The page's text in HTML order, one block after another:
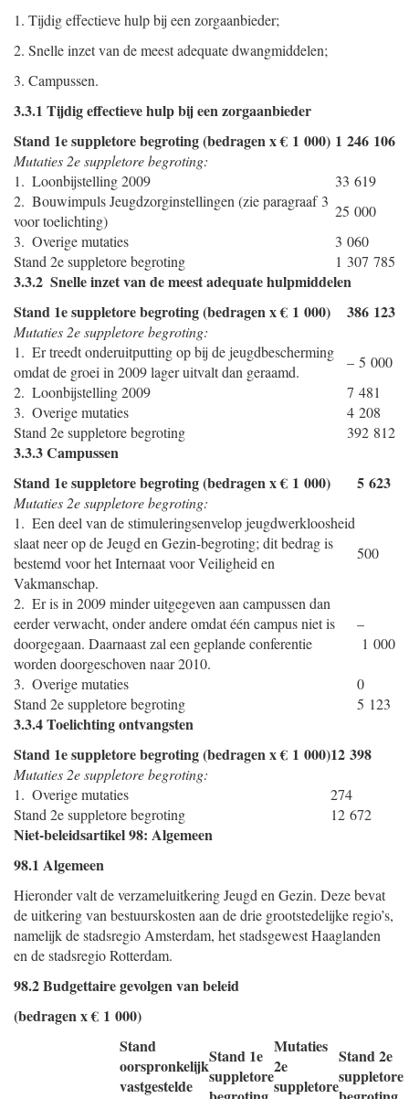
1. Tijdig effectieve hulp bij een zorgaanbieder;
2. Snelle inzet van de meest adequate dwangmiddelen;
3. Campussen.
3.3.1 Tijdig effectieve hulp bij een zorgaanbieder
Stand 1e suppletore begroting (bedragen x € 1 000) 1 246 106
Mutaties 2e suppletore begroting:
1. Loonbijstelling 2009
33 619
2. Bouwimpuls Jeugdzorginstellingen (zie paragraaf 3
voor toelichting)
25 000
3. Overige mutaties
3 060
Stand 2e suppletore begroting
1 307 785
3.3.2 Snelle inzet van de meest adequate hulpmiddelen
Stand 1e suppletore begroting (bedragen x € 1 000)
386 123
Mutaties 2e suppletore begroting:
1. Er treedt onderuitputting op bij de jeugdbescherming
omdat de groei in 2009 lager uitvalt dan geraamd.
– 5 000
2. Loonbijstelling 2009
7 481
3. Overige mutaties
4 208
Stand 2e suppletore begroting
392 812
3.3.3 Campussen
Stand 1e suppletore begroting (bedragen x € 1 000)
5 623
Mutaties 2e suppletore begroting:
1. Een deel van de stimuleringsenvelop jeugdwerkloosheid
slaat neer op de Jeugd en Gezin-begroting; dit bedrag is
bestemd voor het Internaat voor Veiligheid en
Vakmanschap.
500
2. Er is in 2009 minder uitgegeven aan campussen dan
eerder verwacht, onder andere omdat één campus niet is
doorgegaan. Daarnaast zal een geplande conferentie
worden doorgeschoven naar 2010.
–
1 000
3. Overige mutaties
0
Stand 2e suppletore begroting
5 123
3.3.4 Toelichting ontvangsten
Stand 1e suppletore begroting (bedragen x € 1 000)12 398
Mutaties 2e suppletore begroting:
1. Overige mutaties
274
Stand 2e suppletore begroting
12 672
Niet-beleidsartikel 98: Algemeen
98.1 Algemeen
Hieronder valt de verzameluitkering Jeugd en Gezin. Deze bevat
de uitkering van bestuurskosten aan de drie grootstedelijke regio’s,
namelijk de stadsregio Amsterdam, het stadsgewest Haaglanden
en de stadsregio Rotterdam.
98.2 Budgettaire gevolgen van beleid
(bedragen x € 1 000)
Stand
oorspronkelijk
vastgestelde
Stand 1e
suppletore
Mutaties
2e
suppletore
Stand 2e
suppletore